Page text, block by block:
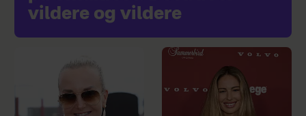
vildere og vildere